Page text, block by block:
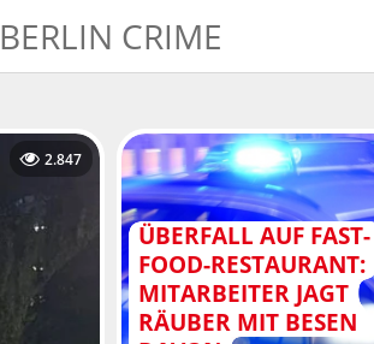
BERLIN CRIME
2.847
ÜBERFALL AUF FAST-
FOOD-RESTAURANT:
MITARBEITER JAGT
RÄUBER MIT BESEN